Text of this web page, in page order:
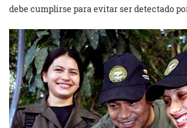
debe cumplirse para evitar ser detectado